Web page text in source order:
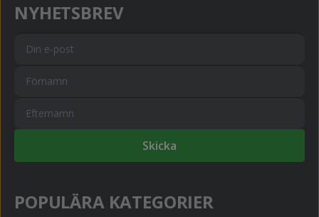
NYHETSBREV
Skicka
POPULÄRA KATEGORIER